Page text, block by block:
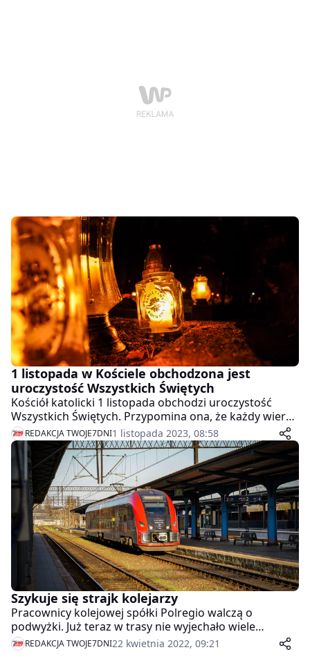
1 listopada w Kościele obchodzona jest
uroczystość Wszystkich Świętych
Kościół katolicki 1 listopada obchodzi uroczystość
Wszystkich Świętych. Przypomina ona, że każdy wierny
ma powołanie do świętości. W polskiej tradycji jest to
również dzień zadumy i odwiedzania grobów bliskich.
REDAKCJA TWOJE7DNI1 listopada 2023, 08:58
Szykuje się strajk kolejarzy
Pracownicy kolejowej spółki Polregio walczą o
podwyżki. Już teraz w trasy nie wyjechało wiele
składów, a będzie jeszcze gorzej. To pociągi, których
brak zaboli najbardziej.
REDAKCJA TWOJE7DNI22 kwietnia 2022, 09:21